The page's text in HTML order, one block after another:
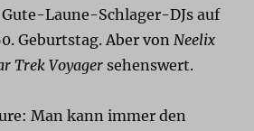
Laune-Schlager-DJs auf
Geburtstag. Aber vonNeelix
Trek Voyager sehenswert.
Man kann immer den